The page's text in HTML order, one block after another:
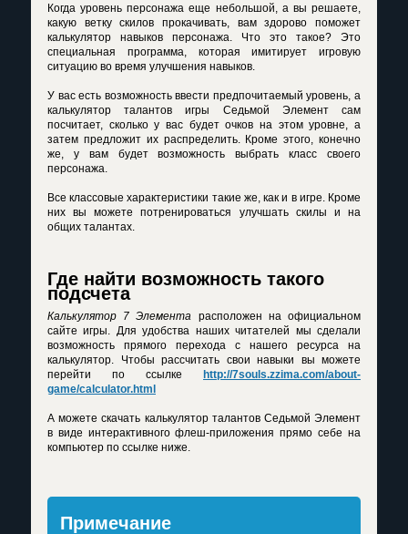
Когда уровень персонажа еще небольшой, а вы решаете,
какую ветку скилов прокачивать, вам здорово поможет
калькулятор навыков персонажа. Что это такое? Это
специальная программа, которая имитирует игровую
ситуацию во время улучшения навыков.
У вас есть возможность ввести предпочитаемый уровень, а
калькулятор талантов игры Седьмой Элементсам
посчитает, сколько у вас будет очков на этом уровне, а
затем предложит их распределить. Кроме этого, конечно
же, у вам будет возможность выбрать класс своего
персонажа.
Все классовые характеристики такие же, как и в игре. Кроме
них вы можете потренироваться улучшать скилы и на
общих талантах.
Где найти возможность такого
подсчета
Калькулятор 7 Элемента
расположен на официальном
сайте игры. Для удобства наших читателей мы сделали
возможность прямого перехода с нашего ресурса на
калькулятор. Чтобы рассчитать свои навыки вы можете
перейти по ссылке http://7souls.zzima.com/about-
game/calculator.html
А можетескачать калькулятор талантов Седьмой Элемент
в виде интерактивного флеш-приложения прямо себе на
компьютер по ссылке ниже.
Примечание